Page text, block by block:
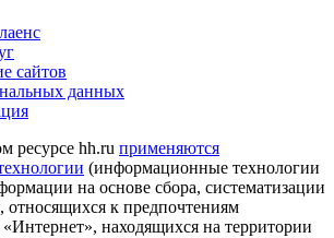
сайтов
данных
ресурсе hh.ru применяются
(информационные технологии
на основе сбора, систематизации
относящихся к предпочтениям
«Интернет», находящихся на территории